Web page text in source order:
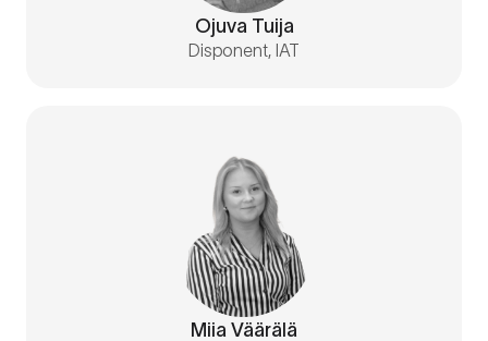
Ojuva Tuija
Disponent, IAT
Miia Väärälä